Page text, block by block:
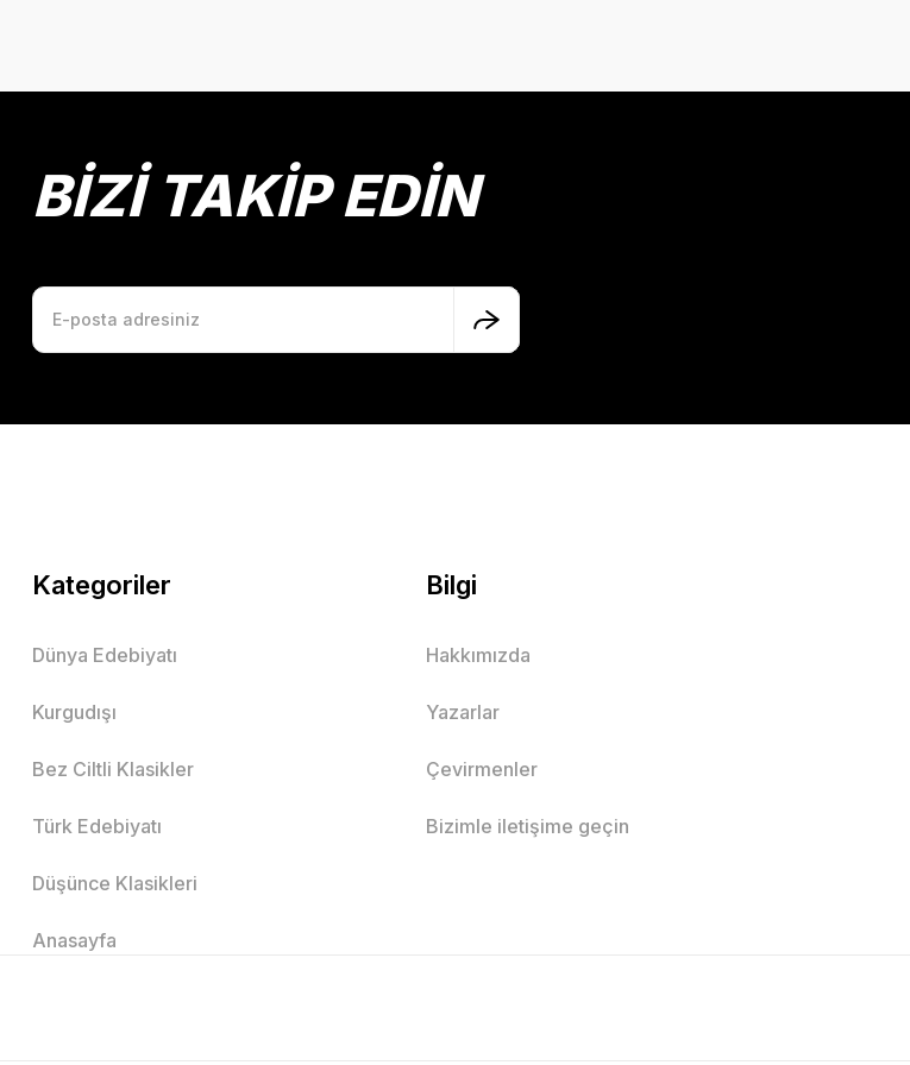
BİZİ TAKİP EDİN
Kategoriler
Dünya Edebiyatı
Kurgudışı
Bez Ciltli Klasikler
Türk Edebiyatı
Düşünce Klasikleri
Anasayfa
Bilgi
Hakkımızda
Yazarlar
Çevirmenler
Bizimle iletişime geçin